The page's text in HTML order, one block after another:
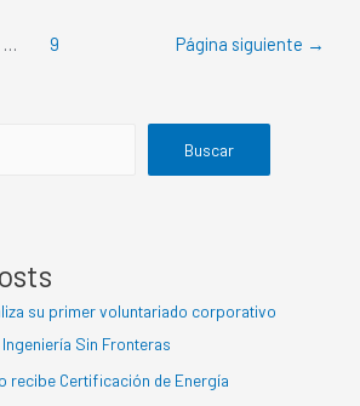
… 9 Página siguiente →
Buscar
su primer voluntariado corporativo
Sin Fronteras
recibe Certificación de Energía